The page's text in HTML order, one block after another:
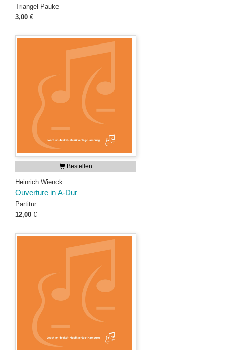
Triangel Pauke
3,00 €
Bestellen
Heinrich Wienck
Ouverture in A-Dur
Partitur
12,00 €